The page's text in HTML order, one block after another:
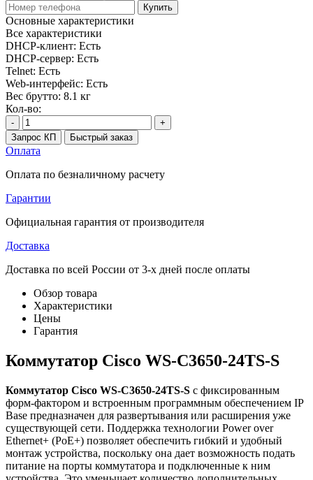
Купить
Основные характеристики
Все характеристики
DHCP-клиент: Есть
DHCP-сервер: Есть
Telnet: Есть
Web-интерфейс: Есть
Вес брутто: 8.1 кг
Кол-во:
-
+
Запрос КП
Быстрый заказ
Оплата
Оплата по безналичному расчету
Гарантии
Официальная гарантия от производителя
Доставка
Доставка по всей России от 3-х дней после оплаты
Обзор товара
Характеристики
Цены
Гарантия
Коммутатор Cisco WS-C3650-24TS-S
Коммутатор Cisco WS-C3650-24TS-S с фиксированным
форм-фактором и встроенным программным обеспечением IP
Base предназначен для развертывания или расширения уже
существующей сети. Поддержка технологии Power over
Ethernet+ (PoE+) позволяет обеспечить гибкий и удобный
монтаж устройства, поскольку она дает возможность подать
питание на порты коммутатора и подключенные к ним